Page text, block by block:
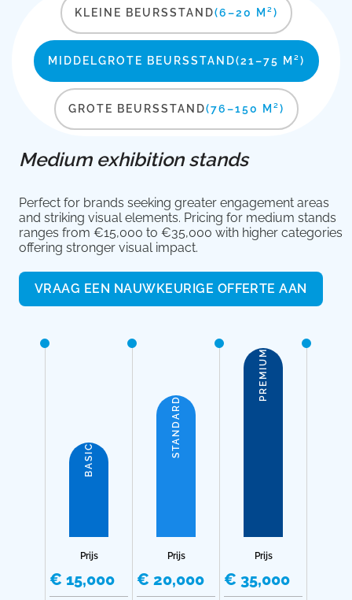
KLEINE BEURSSTAND(6–20 M²)
MIDDELGROTE BEURSSTAND(21–75 M²)
GROTE BEURSSTAND(76–150 M²)
Medium exhibition stands
Perfect for brands seeking greater engagement areas
and striking visual elements. Pricing for medium stands
ranges from €15,000 to €35,000 with higher categories
offering stronger visual impact.
VRAAG EEN NAUWKEURIGE OFFERTE AAN
BASIC
Prijs
€ 15,000
STANDARD
Prijs
€ 20,000
PREMIUM
Prijs
€ 35,000